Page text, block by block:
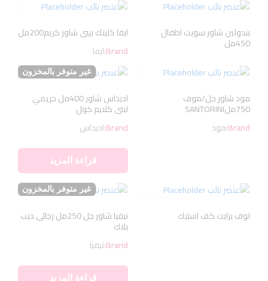
بندولين شاور سويت اطفال
450مل
ايفا كلينك بيبى شاور كريم200مل
Brand:ايفا
مود شاور جل/موف
750ملSANTORINI
Brand:مود
غير متوفر بالمخزون
اديداس شاور 400مل حريمي
لبنى كلايم كول
Brand:اديداس
قراءة المزيد
لوف برايت كف استيك
غير متوفر بالمخزون
نيفيا شاور جل 250مل رجالى ديب
بلاك
Brand:نيفيا
قراءة المزيد